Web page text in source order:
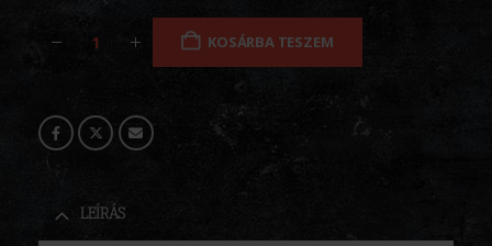
KOSÁRBA TESZEM
LEÍRÁS